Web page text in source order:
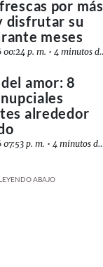
por más
disfrutar su
meses
00:24 p. m. •4 minutos de lectura
amor: 8
alrededor
p. m. •4 minutos de lectura
ABAJO